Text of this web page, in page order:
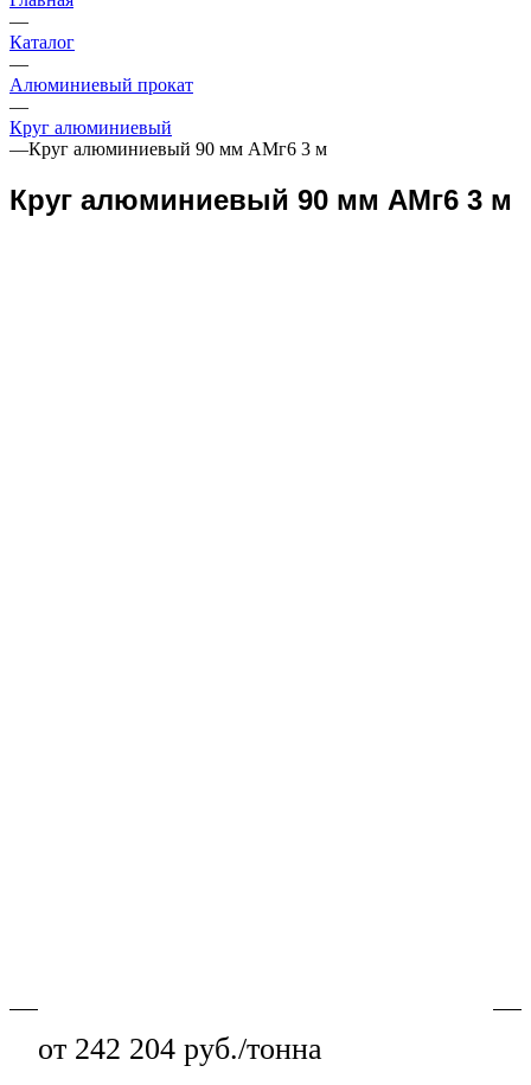
—
Каталог
—
Алюминиевый прокат
—
Круг алюминиевый
—Круг алюминиевый 90 мм АМг6 3 м
Круг алюминиевый 90 мм АМг6 3 м
от 242 204 руб./тонна